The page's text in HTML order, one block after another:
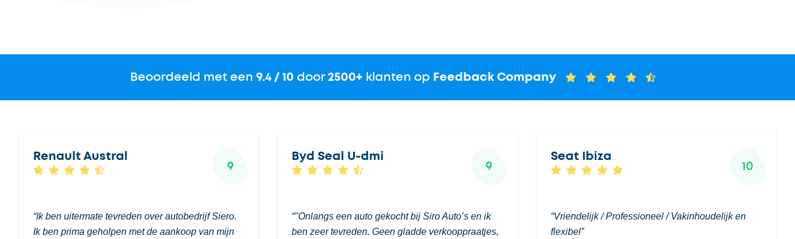
Beoordeeld met een 9.4 / 10 door 2500+klanten op Feedback Company
Renault Austral
9
Ik ben uitermate tevreden over autobedrijf Siero.
Ik ben prima geholpen met de aankoop van mijn
Byd Seal U-dmi
9
"Onlangs een auto gekocht bij Siro Auto’s en ik
ben zeer tevreden. Geen gladde verkooppraatjes,
Seat Ibiza
10
Vriendelijk / Professioneel / Vakinhoudelijk en
flexibel